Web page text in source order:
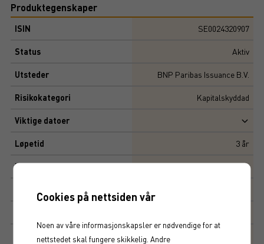
Produktegenskaper
ISIN SE0024320907
Status Aktiv
Utsteder BNP Paribas Issuance B.V.
Risikokategori Kapitalskyddad
Viktige datoer
Løpetid 3 år
Initial risiko
Tegningskurs
Cookies på nettsiden vår
Noen av våre informasjonskapsler er nødvendige for at
nettstedet skal fungere skikkelig. Andre